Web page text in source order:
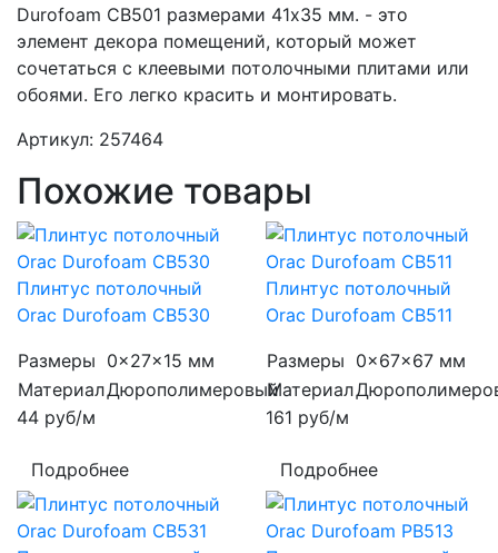
Durofoam CB501 размерами 41x35 мм. - это
элемент декора помещений, который может
сочетаться с клеевыми потолочными плитами или
обоями. Его легко красить и монтировать.
Артикул: 257464
Похожие товары
Плинтус потолочный
Orac Durofoam CB530
Размеры 0x27x15 мм
МатериалДюрополимеровый
44 руб/м
Подробнее
Плинтус потолочный
Orac Durofoam CB511
Размеры 0x67x67 мм
Материал
161 руб/м
Подробнее